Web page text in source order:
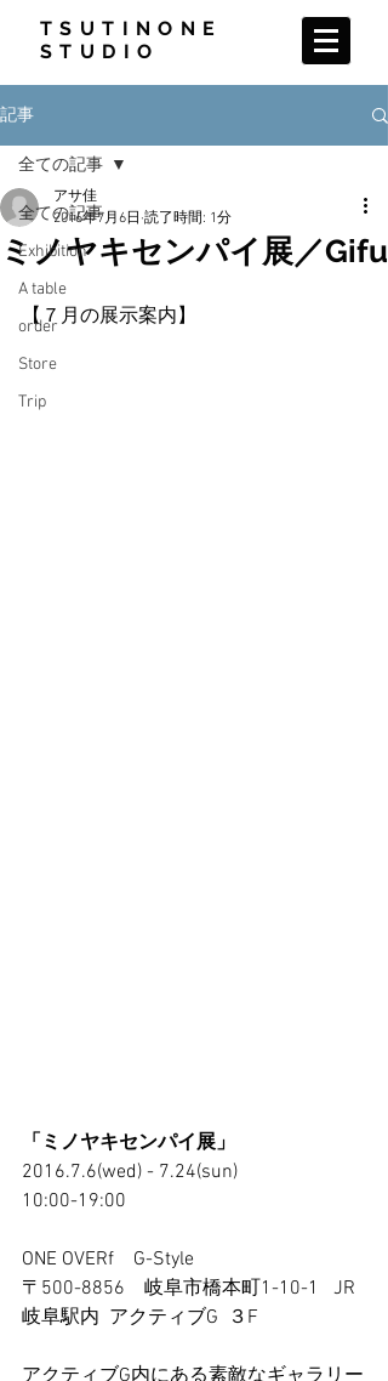
TSUTINONE
STUDIO
記事
全ての記事
Exhibition
A table
order
Store
Trip
全ての記事
ミノヤキセンパイ展／Gifu
アサ佳
2016年7月6日 読了時間: 1分
【７月の展示案内】
「ミノヤキセンパイ展」
2016.7.6(wed) - 7.24(sun)
10:00-19:00
ONE OVERf　G-Style
〒500-8856　岐阜市橋本町1-10-1   JR
岐阜駅内  アクティブG  ３F
アクティブG内にある素敵なギャラリー